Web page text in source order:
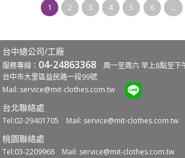
1 2 3 4 5 6 ...
台中總公司/工廠
服務專線： 04-24863368 周一至周六 早上8點至下
台中市大里區益民路一段99號
Mail: service@mit-clothes.com.tw
台北聯絡處
Tel:02-29401705 Mail: service@mit-clothes.com.tw
桃園聯絡處
Tel:03-2209968 Mail: service@mit-clothes.com.tw